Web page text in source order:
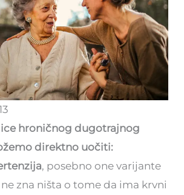
hroničnog dugotrajnog
direktno uočiti:
, posebno one varijante
zna ništa o tome da ima krvni